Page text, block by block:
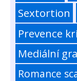
Sextortion
Prevence
Mediální
Romance